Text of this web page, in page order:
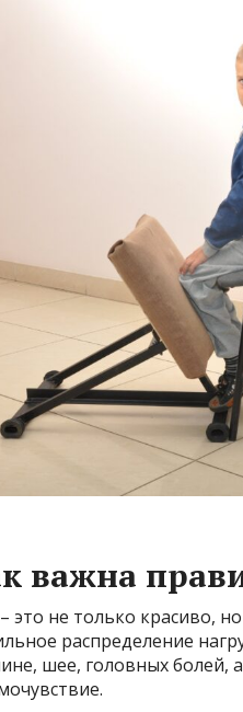
важна
это не только красиво,
распределение
шее, головных болей,